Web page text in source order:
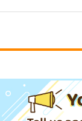
作品詳細
サンプル
作品詳細